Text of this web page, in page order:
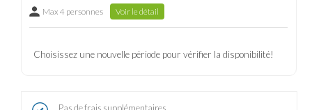
Max 4 personnes Voir le détail
Choisissez une nouvelle période pour vérifier la disponibilité!
Pas de frais supplémentaires